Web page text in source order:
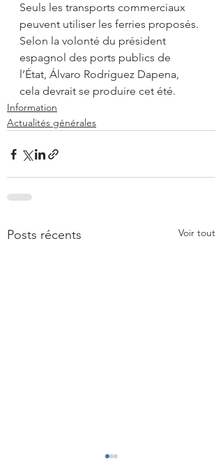
Seuls les transports commerciaux
peuvent utiliser les ferries proposés.
Selon la volonté du président
espagnol des ports publics de
l’État, Álvaro Rodríguez Dapena,
cela devrait se produire cet été.
Information
Actualités générales
Posts récents Voir tout